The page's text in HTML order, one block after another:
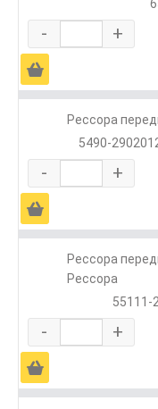
- +
Ä
Рессора
5490-
- +
Ä
Рессора
Рессора
55111-
- +
Ä